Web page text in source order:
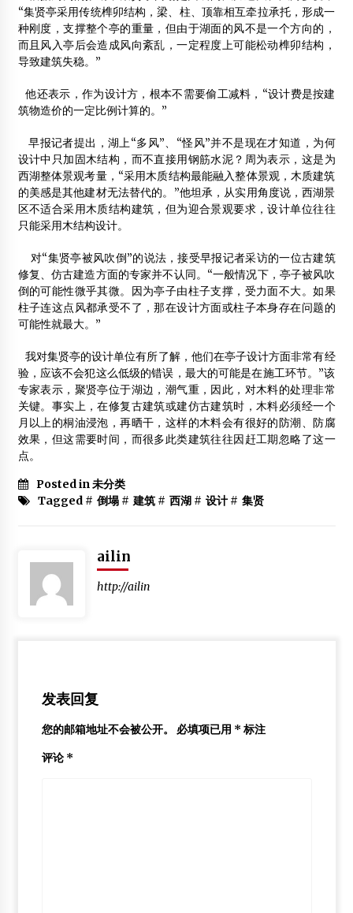
“集贤亭采用传统榫卯结构，梁、柱、顶靠相互牵拉承托，形成一
种刚度，支撑整个亭的重量，但由于湖面的风不是一个方向的，
而且风入亭后会造成风向紊乱，一定程度上可能松动榫卯结构，
导致建筑失稳。”
他还表示，作为设计方，根本不需要偷工减料，“设计费是按建
筑物造价的一定比例计算的。”
早报记者提出，湖上“多风”、“怪风”并不是现在才知道，为何
设计中只加固木结构，而不直接用钢筋水泥？周为表示，这是为
西湖整体景观考量，“采用木质结构最能融入整体景观，木质建筑
的美感是其他建材无法替代的。”他坦承，从实用角度说，西湖景
区不适合采用木质结构建筑，但为迎合景观要求，设计单位往往
只能采用木结构设计。
对“集贤亭被风吹倒”的说法，接受早报记者采访的一位古建筑
修复、仿古建造方面的专家并不认同。“一般情况下，亭子被风吹
倒的可能性微乎其微。因为亭子由柱子支撑，受力面不大。如果
柱子连这点风都承受不了，那在设计方面或柱子本身存在问题的
可能性就最大。”
我对集贤亭的设计单位有所了解，他们在亭子设计方面非常有经
验，应该不会犯这么低级的错误，最大的可能是在施工环节。”该
专家表示，聚贤亭位于湖边，潮气重，因此，对木料的处理非常
关键。事实上，在修复古建筑或建仿古建筑时，木料必须经一个
月以上的桐油浸泡，再晒干，这样的木料会有很好的防潮、防腐
效果，但这需要时间，而很多此类建筑往往因赶工期忽略了这一
点。
Posted in 未分类
Tagged # 倒塌# 建筑# 西湖# 设计# 集贤
ailin
http://ailin
发表回复
您的邮箱地址不会被公开。 必填项已用 * 标注
评论 *